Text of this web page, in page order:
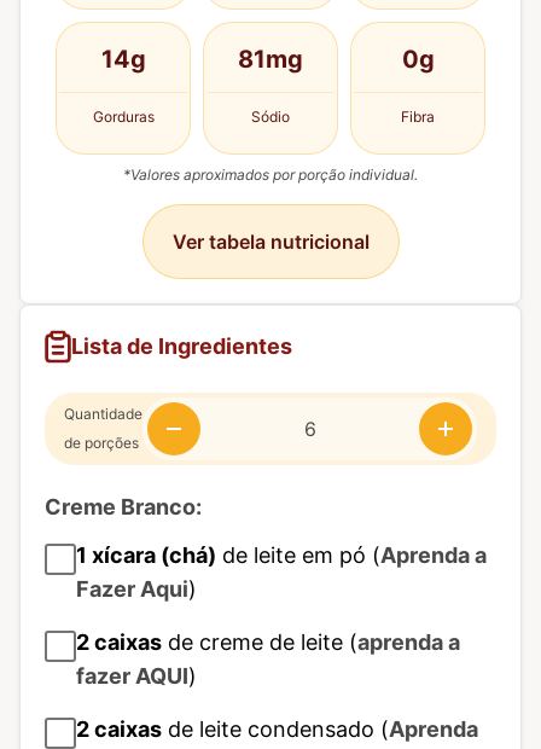
14g
Gorduras
81mg
Sódio
0g
Fibra
*Valores aproximados por porção individual.
Ver tabela nutricional
Lista de Ingredientes
Quantidade
de porções
Creme Branco:
1 xícara (chá) de leite em pó (Aprenda a
Fazer Aqui)
2caixas de creme de leite (aprenda a
fazer AQUI)
2caixas de leite condensado (Aprenda